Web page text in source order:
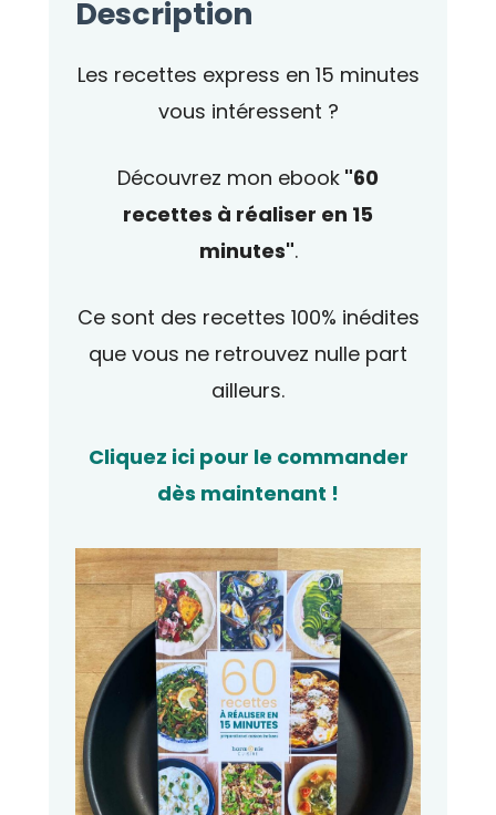
Description
Les recettes express en 15 minutes
vous intéressent ?
Découvrez mon ebook "60
recettes à réaliser en 15
minutes".
Ce sont des recettes 100% inédites
que vous ne retrouvez nulle part
ailleurs.
Cliquez ici pour le commander
dès maintenant !